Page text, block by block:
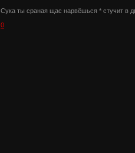
Сука ты сраная щас нарвёшься * стучит в
0